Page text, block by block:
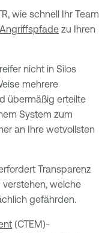
wie schnell Ihr Team
Angriffspfade zu Ihren
nicht in Silos
mehrere
übermäßig erteilte
System zum
an Ihre wetvollsten
Transparenz
welche
gefährden.
(CTEM)-